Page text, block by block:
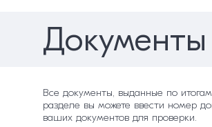
Все документы, выданные по
разделе вы можете ввести номер
ваших документов для проверки.